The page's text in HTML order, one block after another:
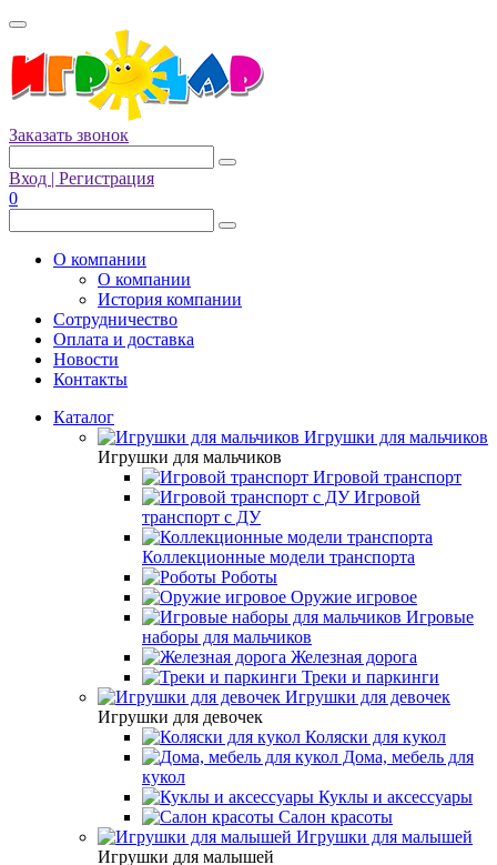
Заказать звонок
Вход | Регистрация
0
О компании
О компании
История компании
Сотрудничество
Оплата и доставка
Новости
Контакты
Каталог
Игрушки для мальчиков
Игрушки для мальчиков
Игровой транспорт
Игровой
транспорт с ДУ
Коллекционные модели транспорта
Роботы
Оружие игровое
Игровые
наборы для мальчиков
Железная дорога
Треки и паркинги
Игрушки для девочек
Игрушки для девочек
Коляски для кукол
Дома, мебель для
кукол
Куклы и аксессуары
Салон красоты
Игрушки для малышей
Игрушки для малышей